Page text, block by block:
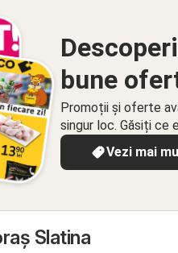
bune
Promoții și oferte
singur loc. Găsiți ce
Vezi mai
Slatina